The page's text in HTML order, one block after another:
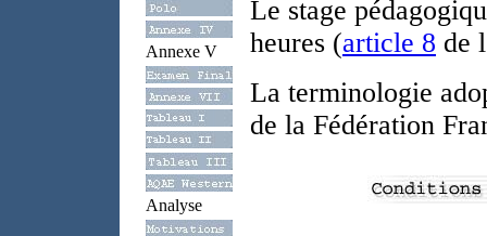
Annexe V
Analyse
Le stage
heures (article 8 de
La terminologie
de la Fédération